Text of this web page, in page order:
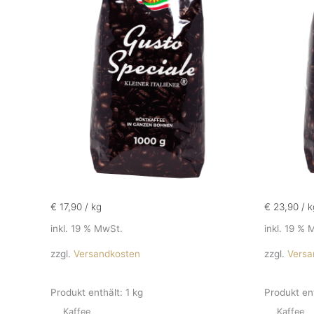
€ 17,90 / kg
inkl. 19 % MwSt.
zzgl. Versandkosten
Produkt enthält: 1 kg
Kaffee
€ 23,90 /
inkl. 19 %
zzgl.
Produkt
Kaffee